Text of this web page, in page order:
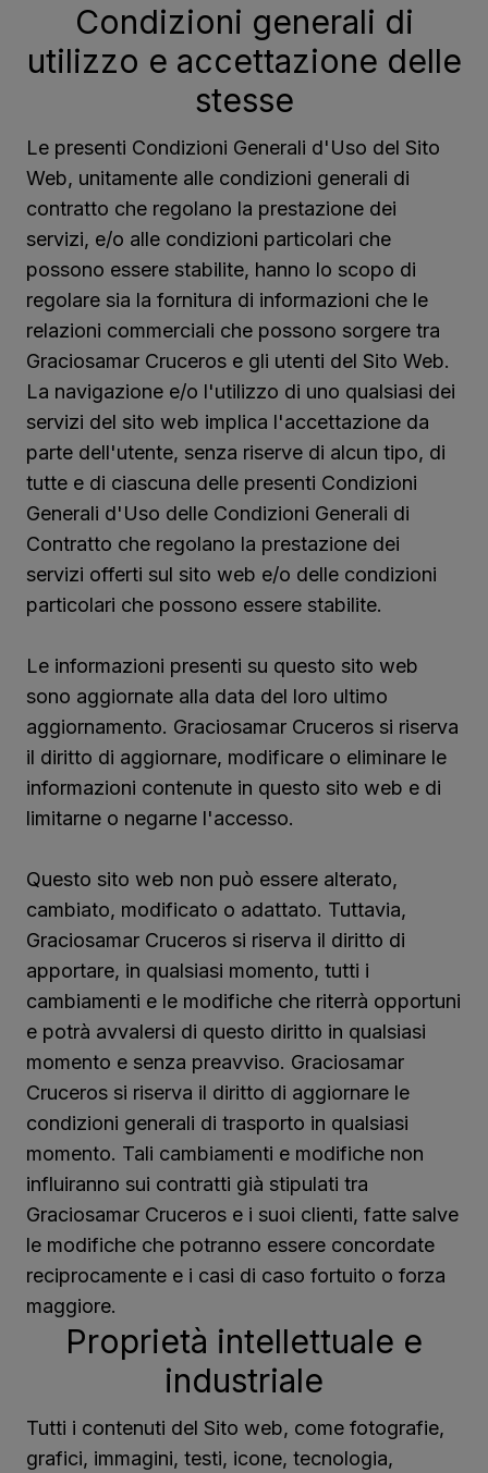
Condizioni generali di
utilizzo e accettazione delle
stesse
Le presenti Condizioni Generali d'Uso del Sito
Web, unitamente alle condizioni generali di
contratto che regolano la prestazione dei
servizi, e/o alle condizioni particolari che
possono essere stabilite, hanno lo scopo di
regolare sia la fornitura di informazioni che le
relazioni commerciali che possono sorgere tra
Graciosamar Cruceros e gli utenti del Sito Web.
La navigazione e/o l'utilizzo di uno qualsiasi dei
servizi del sito web implica l'accettazione da
parte dell'utente, senza riserve di alcun tipo, di
tutte e di ciascuna delle presenti Condizioni
Generali d'Uso delle Condizioni Generali di
Contratto che regolano la prestazione dei
servizi offerti sul sito web e/o delle condizioni
particolari che possono essere stabilite.
Le informazioni presenti su questo sito web
sono aggiornate alla data del loro ultimo
aggiornamento. Graciosamar Cruceros si riserva
il diritto di aggiornare, modificare o eliminare le
informazioni contenute in questo sito web e di
limitarne o negarne l'accesso.
Questo sito web non può essere alterato,
cambiato, modificato o adattato. Tuttavia,
Graciosamar Cruceros si riserva il diritto di
apportare, in qualsiasi momento, tutti i
cambiamenti e le modifiche che riterrà opportuni
e potrà avvalersi di questo diritto in qualsiasi
momento e senza preavviso. Graciosamar
Cruceros si riserva il diritto di aggiornare le
condizioni generali di trasporto in qualsiasi
momento. Tali cambiamenti e modifiche non
influiranno sui contratti già stipulati tra
Graciosamar Cruceros e i suoi clienti, fatte salve
le modifiche che potranno essere concordate
reciprocamente e i casi di caso fortuito o forza
maggiore.
Proprietà intellettuale e
industriale
Tutti i contenuti del Sito web, come fotografie,
grafici, immagini, testi, icone, tecnologia,